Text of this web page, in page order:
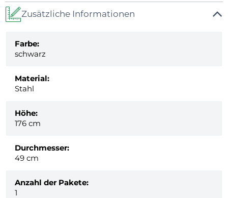
Zusätzliche Informationen
Farbe:
schwarz
Material:
Stahl
Höhe:
176 cm
Durchmesser:
49 cm
Anzahl der Pakete:
1